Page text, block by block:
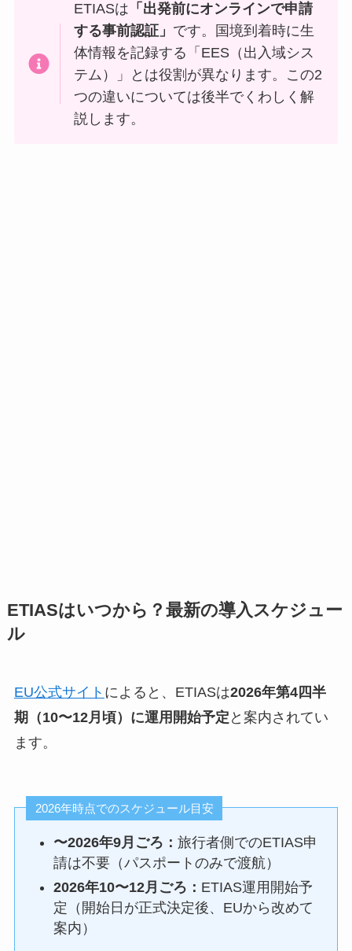
ETIASは 「出発前にオンラインで申請
する事前認証」 です。国境到着時に生
体情報を記録する「EES（出入域シス
テム）」とは役割が異なります。この2
つの違いについては後半でくわしく解
説します。
ETIASはいつから？最新の導入スケジュー
ル
EU公式サイト によると、ETIASは2026年第4四半
期（10〜12月頃）に運用開始予定 と案内されてい
ます。
2026年時点でのスケジュール目安
〜2026年9月ごろ：旅行者側でのETIAS申
請は不要（パスポートのみで渡航）
2026年10〜12月ごろ： ETIAS運用開始予
定（開始日が正式決定後、EUから改めて
案内）